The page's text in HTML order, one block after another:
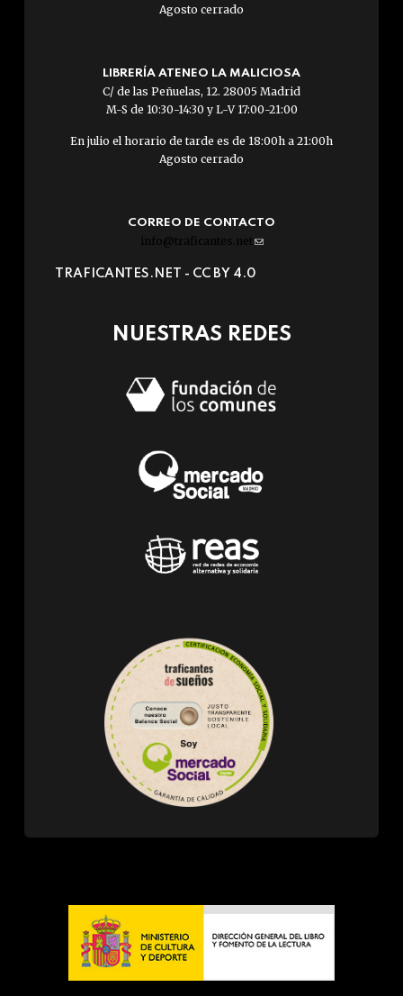
Agosto cerrado
LIBRERÍA ATENEO LA MALICIOSA
C/ de las Peñuelas, 12. 28005 Madrid
M-S de 10:30-14:30 y L-V 17:00-21:00
En julio el horario de tarde es de 18:00h a 21:00h
Agosto cerrado
CORREO DE CONTACTO
info@traficantes.net (link
e-
TRAFICANTES.NET - CC BY 4.0
NUESTRAS REDES